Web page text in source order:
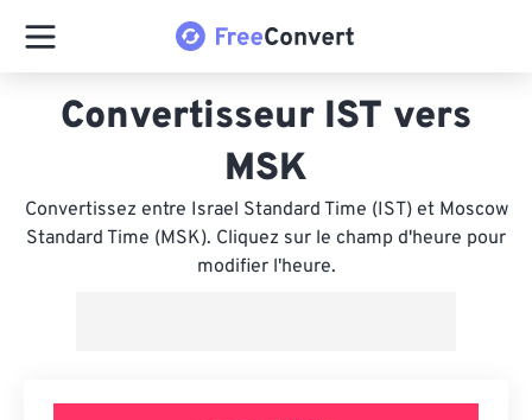
Convertisseur IST vers
MSK
Convertissez entre Israel Standard Time (IST) et Moscow
Standard Time (MSK). Cliquez sur le champ d'heure pour
modifier l'heure.